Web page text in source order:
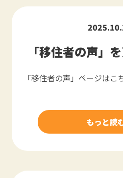
「移住者の声」
「移住者の声」ページはこ
もっと読